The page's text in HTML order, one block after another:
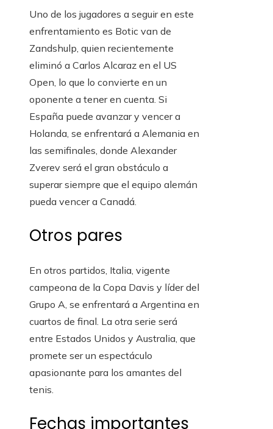
Uno de los jugadores a seguir en este
enfrentamiento es Botic van de
Zandshulp, quien recientemente
eliminó a Carlos Alcaraz en el US
Open, lo que lo convierte en un
oponente a tener en cuenta. Si
España puede avanzar y vencer a
Holanda, se enfrentará a Alemania en
las semifinales, donde Alexander
Zverev será el gran obstáculo a
superar siempre que el equipo alemán
pueda vencer a Canadá.
Otros pares
En otros partidos, Italia, vigente
campeona de la Copa Davis y líder del
Grupo A, se enfrentará a Argentina en
cuartos de final. La otra serie será
entre Estados Unidos y Australia, que
promete ser un espectáculo
apasionante para los amantes del
tenis.
Fechas importantes